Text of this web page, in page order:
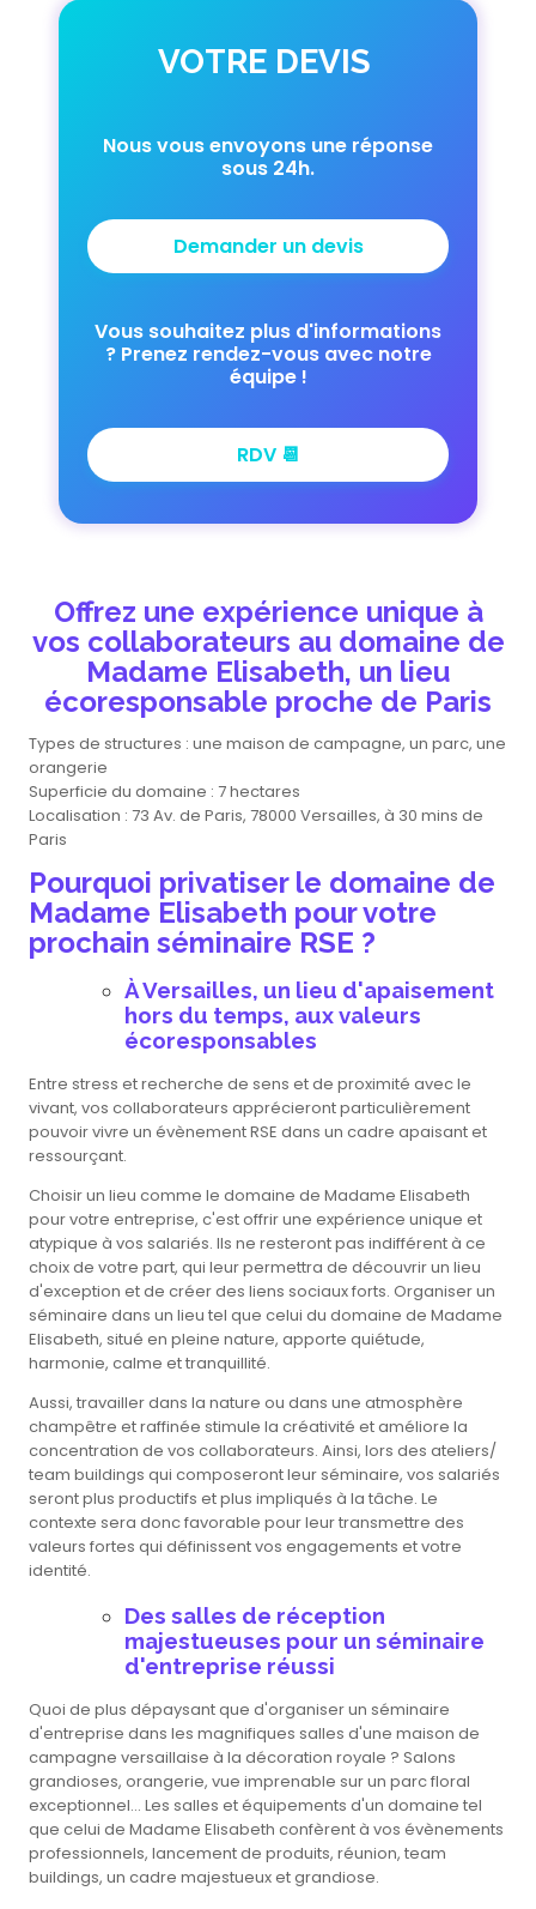
VOTRE DEVIS
Nous vous envoyons une réponse
sous 24h.
Demander un devis
Vous souhaitez plus d'informations
? Prenez rendez-vous avec notre
équipe !
RDV 📆
Offrez une expérience unique à
vos collaborateurs au domaine de
Madame Elisabeth, un lieu
écoresponsable proche de Paris
Types de structures : une maison de campagne, un parc, une
orangerie
Superficie du domaine : 7 hectares
Localisation : 73 Av. de Paris, 78000 Versailles, à 30 mins de
Paris
Pourquoi privatiser le domaine de
Madame Elisabeth pour votre
prochain séminaire RSE ?
À Versailles, un lieu d'apaisement
hors du temps, aux valeurs
écoresponsables
Entre stress et recherche de sens et de proximité avec le
vivant, vos collaborateurs apprécieront particulièrement
pouvoir vivre un évènement RSE dans un cadre apaisant et
ressourçant.
Choisir un lieu comme le domaine de Madame Elisabeth
pour votre entreprise, c'est offrir une expérience unique et
atypique à vos salariés. Ils ne resteront pas indifférent à ce
choix de votre part, qui leur permettra de découvrir un lieu
d'exception et de créer des liens sociaux forts. Organiser un
séminaire dans un lieu tel que celui du domaine de Madame
Elisabeth, situé en pleine nature, apporte quiétude,
harmonie, calme et tranquillité.
Aussi, travailler dans la nature ou dans une atmosphère
champêtre et raffinée stimule la créativité et améliore la
concentration de vos collaborateurs. Ainsi, lors des ateliers/
team buildings qui composeront leur séminaire, vos salariés
seront plus productifs et plus impliqués à la tâche. Le
contexte sera donc favorable pour leur transmettre des
valeurs fortes qui définissent vos engagements et votre
identité.
Des salles de réception
majestueuses pour un séminaire
d'entreprise réussi
Quoi de plus dépaysant que d'organiser un séminaire
d'entreprise dans les magnifiques salles d'une maison de
campagne versaillaise à la décoration royale ? Salons
grandioses, orangerie, vue imprenable sur un parc floral
exceptionnel... Les salles et équipements d'un domaine tel
que celui de Madame Elisabeth confèrent à vos évènements
professionnels, lancement de produits, réunion, team
buildings, un cadre majestueux et grandiose.